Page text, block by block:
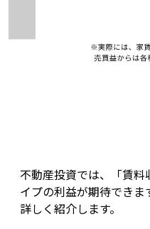
不動産投資では、「賃
イプの利益が期待でき
詳しく紹介します。